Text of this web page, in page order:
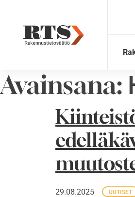
content
Avainsana:
29.08.2025 UUTISET